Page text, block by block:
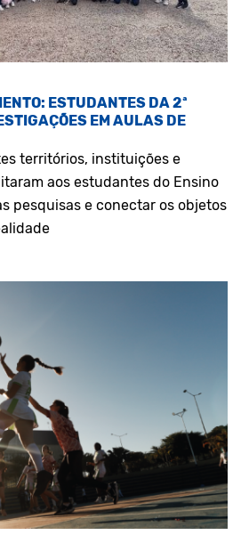
ESTUDANTES DA 2ª
EM AULAS DE
territórios, instituições e
aos estudantes do Ensino
pesquisas e conectar os objetos